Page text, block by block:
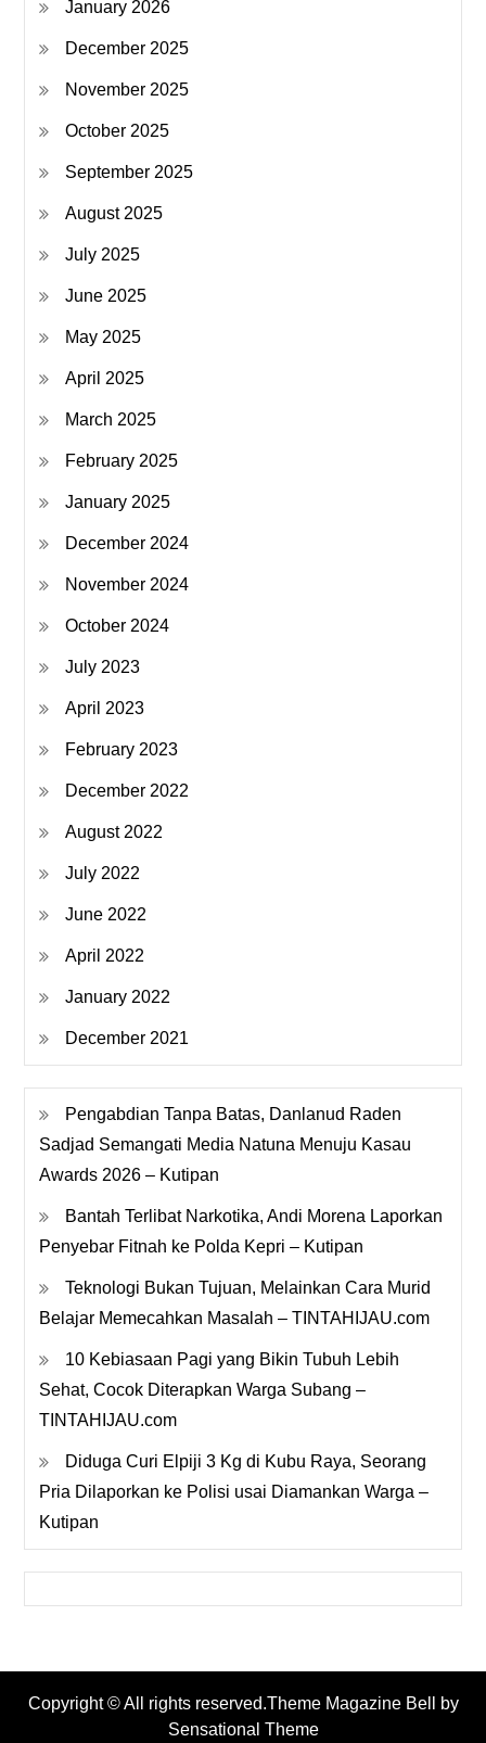
January 2026
December 2025
November 2025
October 2025
September 2025
August 2025
July 2025
June 2025
May 2025
April 2025
March 2025
February 2025
January 2025
December 2024
November 2024
October 2024
July 2023
April 2023
February 2023
December 2022
August 2022
July 2022
June 2022
April 2022
January 2022
December 2021
Pengabdian Tanpa Batas, Danlanud Raden
Sadjad Semangati Media Natuna Menuju Kasau
Awards 2026 – Kutipan
Bantah Terlibat Narkotika, Andi Morena Laporkan
Penyebar Fitnah ke Polda Kepri – Kutipan
Teknologi Bukan Tujuan, Melainkan Cara Murid
Belajar Memecahkan Masalah – TINTAHIJAU.com
10 Kebiasaan Pagi yang Bikin Tubuh Lebih
Sehat, Cocok Diterapkan Warga Subang –
TINTAHIJAU.com
Diduga Curi Elpiji 3 Kg di Kubu Raya, Seorang
Pria Dilaporkan ke Polisi usai Diamankan Warga –
Kutipan
Copyright © All rights reserved.Theme Magazine Bell by
Sensational Theme